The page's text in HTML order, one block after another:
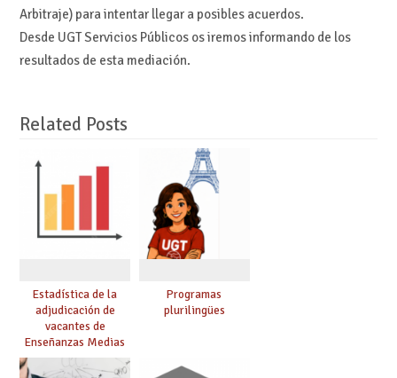
Arbitraje) para intentar llegar a posibles acuerdos.
Desde UGT Servicios Públicos os iremos informando de los
resultados de esta mediación.
Related Posts
Estadística de la
adjudicación de
vacantes de
Enseñanzas Medias
para el curso 26/27
Programas
plurilingües